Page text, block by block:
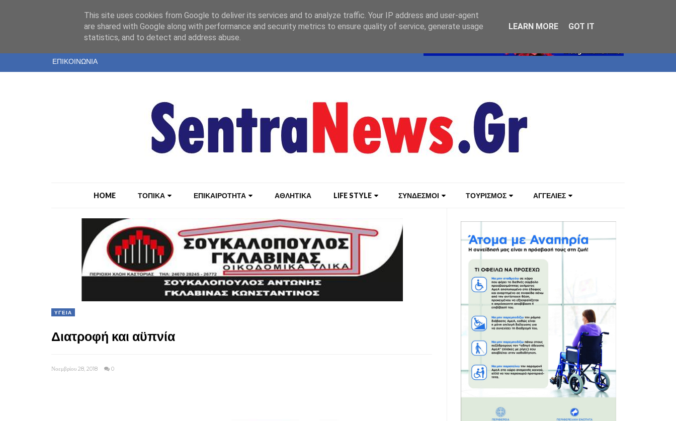
ΤΑΥΤΟΤΗΤΑ
ΕΝΤΥΠΗ ΕΚΔΟΣΗ
ΕΠΙΚΟΙΝΩΝΙΑ
HOME ΤΟΠΙΚΑ ΕΠΙΚΑΙΡΟΤΗΤΑ ΑΘΛΗΤΙΚΑ LIFE STYLE ΣΥΝΔΕΣΜΟΙ ΤΟΥΡΙΣΜΟΣ ΑΓΓΕΛΙΕΣ
ΥΓΕΙΑ
Διατροφή και αϋπνία
Νοεμβρίου 28, 2018 0
This site uses cookies from Google to deliver its services and to analyze traffic. Your IP address and user-agent
are shared with Google along with performance and security metrics to ensure quality of service, generate usage
statistics, and to detect and address abuse.
LEARN MORE GOT IT